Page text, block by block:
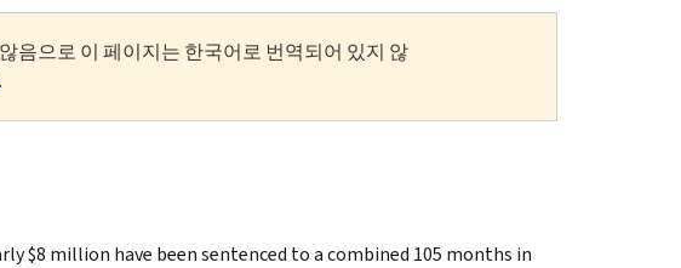
음으로 이 페이지는 한국어로 번역되어 있지 않
.
$8 million have been sentenced to a combined 105 months in